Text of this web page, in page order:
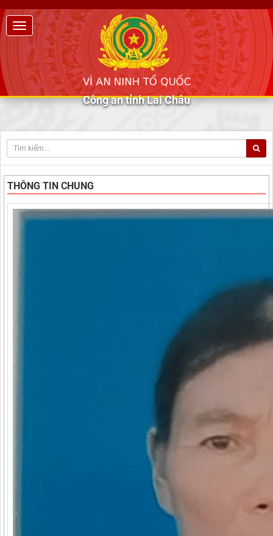
Công an tỉnh Lai Châu
THÔNG TIN CHUNG